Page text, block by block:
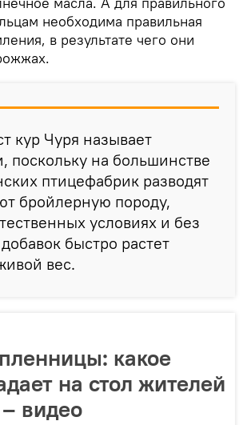
необходима правильная
в результате чего они
кур Чуря называет
поскольку на большинстве
птицефабрик разводят
бройлерную породу,
условиях и без
быстро растет
вес.
какое
на стол жителей
видео